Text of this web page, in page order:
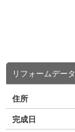
リフォームデータ
住所
完成日